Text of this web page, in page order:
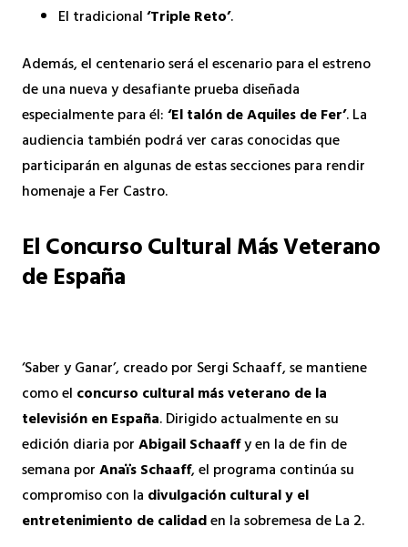
El tradicional‘Triple Reto’.
Además, el centenario será el escenario para el estreno
de una nueva y desafiante prueba diseñada
especialmente para él:‘El talón de Aquiles de Fer’. La
audiencia también podrá ver caras conocidas que
participarán en algunas de estas secciones para rendir
homenaje a Fer Castro.
El Concurso Cultural Más Veterano
de España
‘Saber y Ganar’, creado por Sergi Schaaff, se mantiene
como el concurso cultural más veterano de la
televisión en España. Dirigido actualmente en su
edición diaria porAbigail Schaaffy en la de fin de
semana porAnaïs Schaaff, el programa continúa su
compromiso con la divulgación cultural y el
entretenimiento de calidaden la sobremesa de La 2.